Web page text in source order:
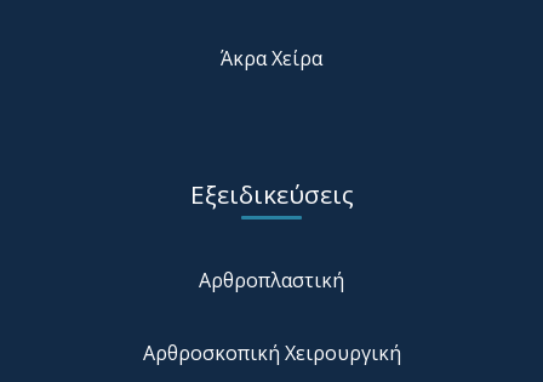
Άκρα Χείρα
Εξειδικεύσεις
Αρθροπλαστική
Αρθροσκοπική Χειρουργική